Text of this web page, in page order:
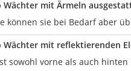
mit Ärmeln
können sie bei Bedarf aber
mit reflektierenden
sowohl vorne als auch